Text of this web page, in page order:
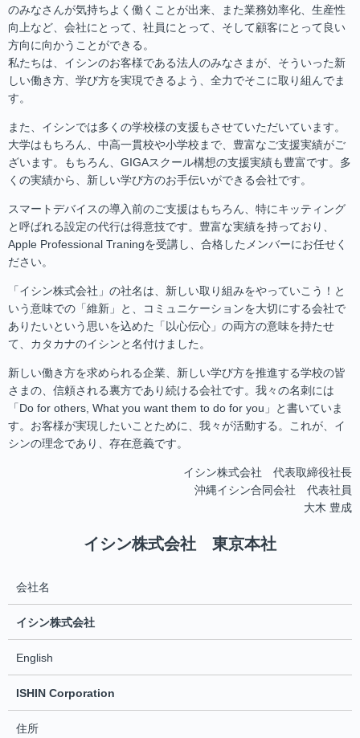
のみなさんが気持ちよく働くことが出来、また業務効率化、生産性
向上など、会社にとって、社員にとって、そして顧客にとって良い
方向に向かうことができる。
私たちは、イシンのお客様である法人のみなさまが、そういった新
しい働き方、学び方を実現できるよう、全力でそこに取り組んでま
す。
また、イシンでは多くの学校様の支援もさせていただいています。
大学はもちろん、中高一貫校や小学校まで、豊富なご支援実績がご
ざいます。もちろん、GIGAスクール構想の支援実績も豊富です。多
くの実績から、新しい学び方のお手伝いができる会社です。
スマートデバイスの導入前のご支援はもちろん、特にキッティング
と呼ばれる設定の代行は得意技です。豊富な実績を持っており、
Apple Professional Traningを受講し、合格したメンバーにお任せく
ださい。
「イシン株式会社」の社名は、新しい取り組みをやっていこう！と
いう意味での「維新」と、コミュニケーションを大切にする会社で
ありたいという思いを込めた「以心伝心」の両方の意味を持たせ
て、カタカナのイシンと名付けました。
新しい働き方を求められる企業、新しい学び方を推進する学校の皆
さまの、信頼される裏方であり続ける会社です。我々の名刺には
「Do for others, What you want them to do for you」と書いていま
す。お客様が実現したいことために、我々が活動する。これが、イ
シンの理念であり、存在意義です。
イシン株式会社 代表取締役社長
沖縄イシン合同会社 代表社員
大木 豊成
イシン株式会社 東京本社
会社名
イシン株式会社
English
ISHIN Corporation
住所